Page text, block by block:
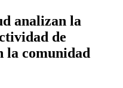
analizan la
de
la comunidad